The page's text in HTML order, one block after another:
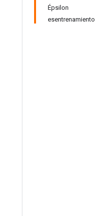
Épsilon
esentrenamiento